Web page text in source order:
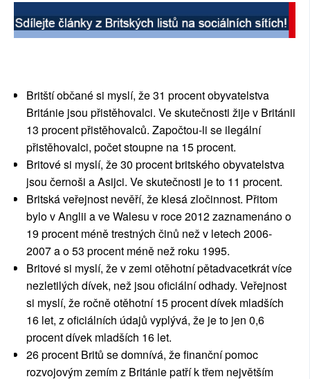
Britští občané si myslí, že 31 procent obyvatelstva
Británie jsou přistěhovalci. Ve skutečnosti žije v Británii
13 procent přistěhovalců. Započtou-li se ilegální
přistěhovalci, počet stoupne na 15 procent.
Britové si myslí, že 30 procent britského obyvatelstva
jsou černoši a Asijci. Ve skutečnosti je to 11 procent.
Britská veřejnost nevěří, že klesá zločinnost. Přitom
bylo v Anglii a ve Walesu v roce 2012 zaznamenáno o
19 procent méně trestných činů než v letech 2006-
2007 a o 53 procent méně než roku 1995.
Britové si myslí, že v zemi otěhotní pětadvacetkrát více
nezletilých dívek, než jsou oficiální odhady. Veřejnost
si myslí, že ročně otěhotní 15 procent dívek mladších
16 let, z oficiálních údajů vyplývá, že je to jen 0,6
procent dívek mladších 16 let.
26 procent Britů se domnívá, že finanční pomoc
rozvojovým zemím z Británie patří k třem největším